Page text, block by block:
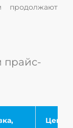
прайс-
Цена в